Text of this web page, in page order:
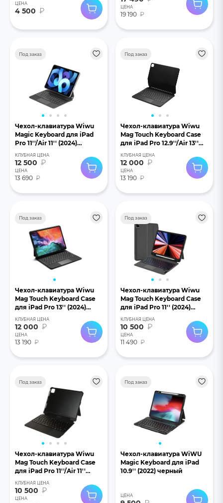
ЦЕНА
4 500 ₽ ЦЕНА
19 190 ₽
Под заказ
Чехол-клавиатура Wiwu
Magic Keyboard для iPad
Pro 11''/Air 11'' (2024)
черный
КЛУБНАЯ ЦЕНА
12 500 ₽
ЦЕНА
13 690 ₽
Под заказ
Чехол-клавиатура Wiwu
Mag Touch Keyboard Case
для iPad Pro 12.9''/Air 13''
(2024) черный
КЛУБНАЯ ЦЕНА
12 000 ₽
ЦЕНА
13 190 ₽
Под заказ
Чехол-клавиатура Wiwu
Mag Touch Keyboard Case
для iPad Pro 13'' (2024)
КЛУБНАЯ ЦЕНА
12 000 ₽
ЦЕНА
13 190 ₽
Под заказ
Чехол-клавиатура Wiwu
Mag Touch Keyboard Case
для iPad Pro 11'' (2024)
КЛУБНАЯ ЦЕНА
10 500 ₽
ЦЕНА
11 490 ₽
Под заказ
Чехол-клавиатура Wiwu
Mag Touch Keyboard Case
для iPad Pro 11''/Air 11''
(2024) черный
КЛУБНАЯ ЦЕНА
10 500 ₽
ЦЕНА
Под заказ
Чехол-клавиатура WiWU
Magic Keyboard для iPad
10.9'' (2022) черный
ЦЕНА